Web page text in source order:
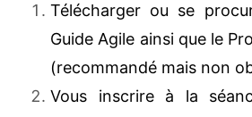
Télécharger ou se
Guide Agile ainsi que le
(recommandé mais non
Vous inscrire à la